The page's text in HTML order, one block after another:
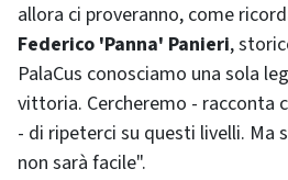
allora ci proveranno, come
Federico 'Panna' Panieri,
PalaCus conosciamo una sola
vittoria. Cercheremo - racconta
- di ripeterci su questi livelli. Ma
non sarà facile".